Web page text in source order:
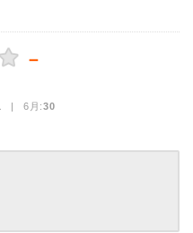
－
| 6月:30